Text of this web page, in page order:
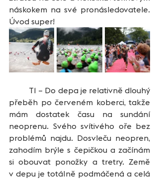
náskokem na své pronásledovatele.
Úvod super!
přeběh po červeném koberci, takže
mám dostatek času na sundání
neoprenu. Svého svítivého oře bez
problémů najdu. Dosvleču neopren,
zahodím brýle s čepičkou a začínám
si obouvat ponožky a tretry. Země
v depu je totálně podmáčená a celá